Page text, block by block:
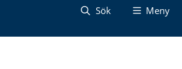
Sök Meny